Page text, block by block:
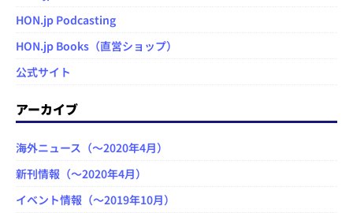
HON.jp Podcasting
HON.jp Books（直営ショップ）
公式サイト
アーカイブ
海外ニュース（～2020年4月）
新刊情報（～2020年4月）
イベント情報（～2019年10月）